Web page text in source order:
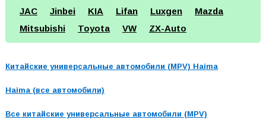
JAC
Jinbei KIA Lifan Luxgen
Mazda
Mitsubishi
Toyota VW ZX-Auto
Китайские универсальные автомобили (MPV) Haima
Haima (все автомобили)
Все китайские универсальные автомобили (MPV)